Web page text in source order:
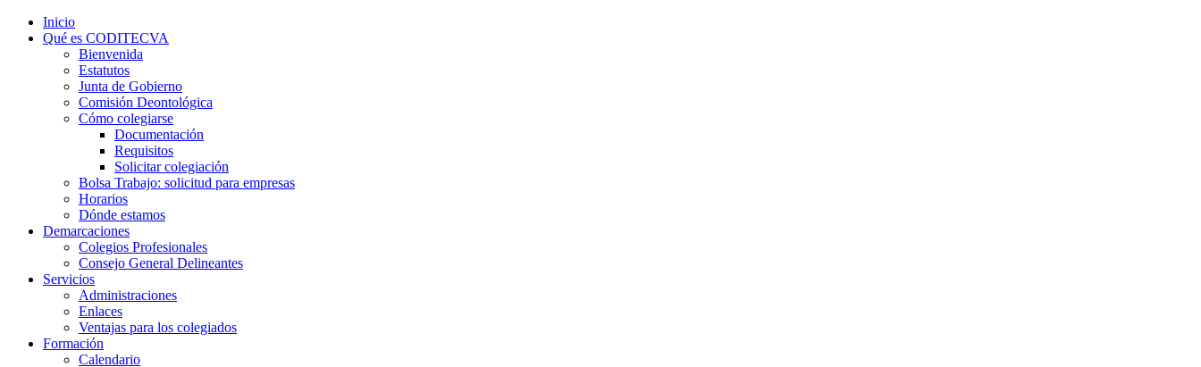
Inicio
Qué es CODITECVA
Bienvenida
Estatutos
Junta de Gobierno
Comisión Deontológica
Cómo colegiarse
Documentación
Requisitos
Solicitar colegiación
Bolsa Trabajo: solicitud para empresas
Horarios
Dónde estamos
Demarcaciones
Colegios Profesionales
Consejo General Delineantes
Servicios
Administraciones
Enlaces
Ventajas para los colegiados
Formación
Calendario